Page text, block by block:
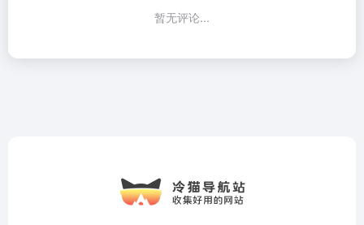
暂无评论...